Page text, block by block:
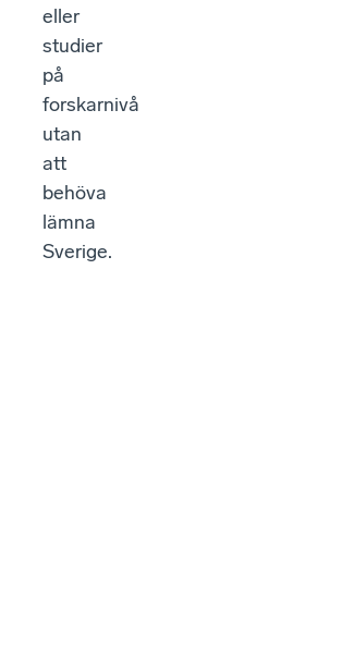
eller
studier
på
forskarnivå
utan
att
behöva
lämna
Sverige.